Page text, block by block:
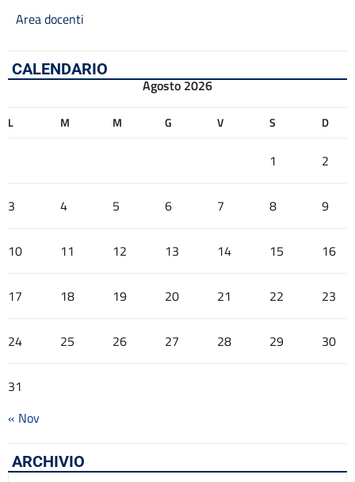
Area docenti
CALENDARIO
Agosto 2026
L M M G V S D
1 2
3 4 5 6 7 8 9
10 11 12 13 14 15 16
17 18 19 20 21 22 23
24 25 26 27 28 29 30
31
« Nov
ARCHIVIO